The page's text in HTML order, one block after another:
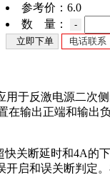
参考价： 6.0
数 量：
-
立即下单
电话联系
用于反激电源二次
在输出正端和输出
快关断延时和4A的
开启和误关断判定